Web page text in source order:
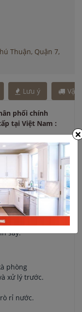
Thuận, Quận 7,
Lưu ý Vận
phối chính
tại Việt Nam :
sấy.
phòng
xử lý trước.
rỉ nước.
×